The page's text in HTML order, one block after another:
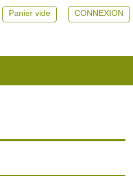
CONNEXION
Panier vide